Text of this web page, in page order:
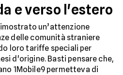
e verso l'estero
un’attenzione
delle comunità straniere
loro tariffe speciali per
d'origine. Basti pensare che,
1Mobile9 permetteva di